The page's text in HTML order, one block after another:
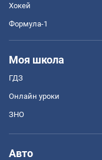
Хокей
Формула-1
Моя школа
ГДЗ
Онлайн уроки
ЗНО
Авто